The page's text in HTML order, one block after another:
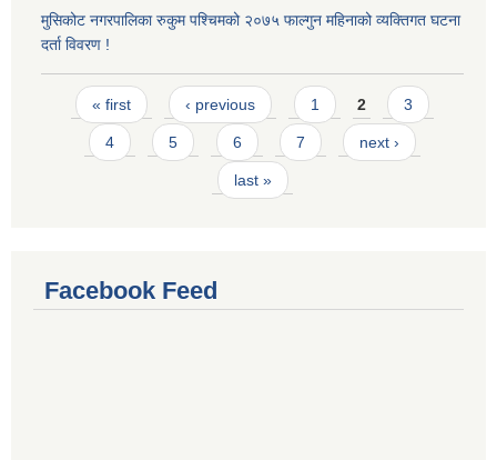
मुसिकोट नगरपालिका रुकुम पश्चिमको २०७५ फाल्गुन महिनाको व्यक्तिगत घटना
दर्ता विवरण !
Pages
« first ‹ previous 1 2 3
4 5 6 7 next ›
last »
Facebook Feed